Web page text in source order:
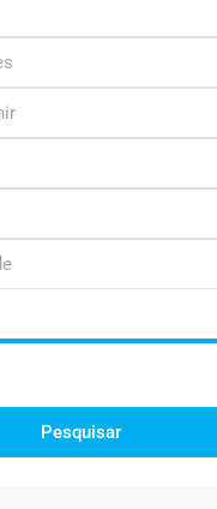
Pesquisar